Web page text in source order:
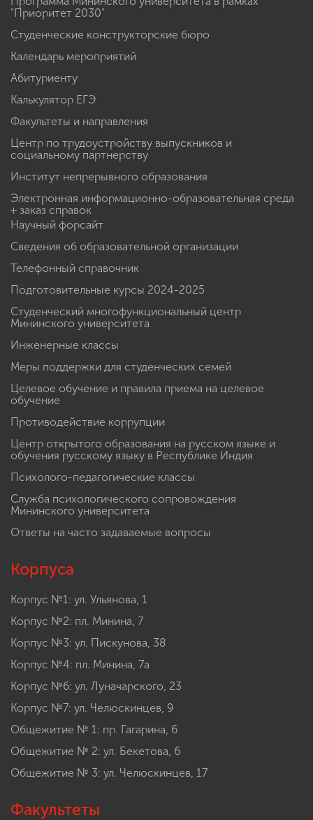
"Приоритет 2030"
Студенческие конструкторские бюро
Календарь мероприятий
Абитуриенту
Калькулятор ЕГЭ
Факультеты и направления
Центр по трудоустройству выпускников и
социальному партнерству
Институт непрерывного образования
Электронная информационно-образовательная среда
+ заказ справок
Научный форсайт
Сведения об образовательной организации
Телефонный справочник
Подготовительные курсы 2024-2025
Студенческий многофункциональный центр
Мининского университета
Инженерные классы
Меры поддержки для студенческих семей
Целевое обучение и правила приема на целевое
обучение
Противодействие коррупции
Центр открытого образования на русском языке и
обучения русскому языку в Республике Индия
Психолого-педагогические классы
Служба психологического сопровождения
Мининского университета
Ответы на часто задаваемые вопросы
Корпуса
Корпус №1: ул. Ульянова, 1
Корпус №2: пл. Минина, 7
Корпус №3: ул. Пискунова, 38
Корпус №4: пл. Минина, 7а
Корпус №6: ул. Луначарского, 23
Корпус №7: ул. Челюскинцев, 9
Общежитие № 1: пр. Гагарина, 6
Общежитие № 2: ул. Бекетова, 6
Общежитие № 3: ул. Челюскинцев, 17
Факультеты